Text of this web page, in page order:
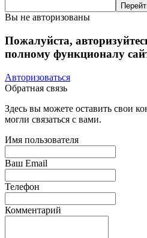
Вы не авторизованы
Пожалуйста,
полному функционалу
Авторизоваться
Обратная связь
Здесь вы можете оставить свои
могли связаться с вами.
Имя пользователя
Ваш Email
Телефон
Комментарий